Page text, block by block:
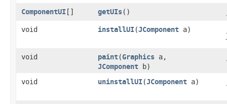
ComponentUI [] getUIs()
void installUI​(JComponent a)
void paint​(Graphics a,
JComponent b)
void uninstallUI​(JComponent a)